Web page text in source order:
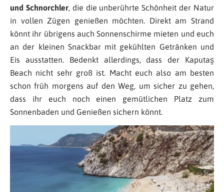
und Schnorchler, die die unberührte Schönheit der Natur
in vollen Zügen genießen möchten. Direkt am Strand
könnt ihr übrigens auch Sonnenschirme mieten und euch
an der kleinen Snackbar mit gekühlten Getränken und
Eis ausstatten. Bedenkt allerdings, dass der Kaputaş
Beach nicht sehr groß ist. Macht euch also am besten
schon früh morgens auf den Weg, um sicher zu gehen,
dass ihr euch noch einen gemütlichen Platz zum
Sonnenbaden und Genießen sichern könnt.